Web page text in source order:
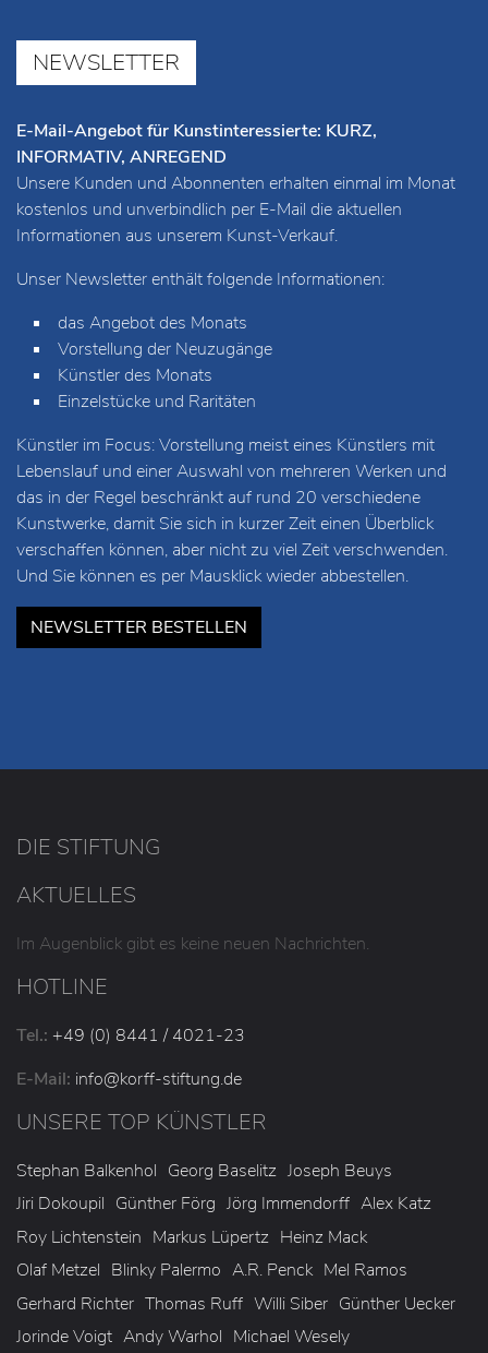
E-Mail-Angebot für Kunstinteressierte: KURZ,
INFORMATIV, ANREGEND
Unsere Kunden und Abonnenten erhalten einmal im Monat
Informationen aus unserem Kunst-Verkauf.
Unser Newsletter enthält folgende Informationen:
das Angebot des Monats
Vorstellung der Neuzugänge
Einzelstücke und Raritäten
Künstler im Focus: Vorstellung meist eines Künstlers mit
Lebenslauf und einer Auswahl von mehreren Werken und
das in der Regel beschränkt auf rund 20 verschiedene
Kunstwerke, damit Sie sich in kurzer Zeit einen Überblick
Und Sie können es per Mausklick wieder abbestellen.
DIE STIFTUNG
AKTUELLES
Im Augenblick gibt es keine neuen Nachrichten.
HOTLINE
Tel.: +49 (0) 8441 / 4021-23
E-Mail:info @korff-stiftung.de
UNSERE TOP KÜNSTLER
Stephan Balkenhol Georg Baselitz
Joseph Beuys
Jiri Dokoupil Günther Förg Jörg Immendorff Alex Katz
Roy Lichtenstein Markus Lüpertz Heinz Mack
Olaf Metzel Blinky Palermo A.R. Penck Mel Ramos
Gerhard Richter Thomas Ruff Willi Siber Günther Uecker